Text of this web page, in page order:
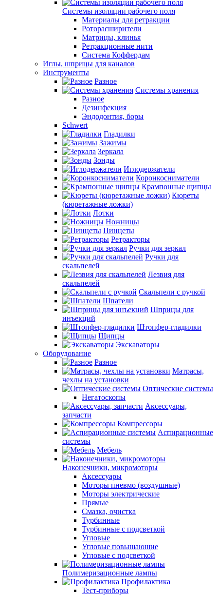
Системы изоляции рабочего поля
Материалы для ретракции
Роторасширители
Матрицы, клинья
Ретракционные нити
Система Коффердам
Иглы, шприцы для каналов
Инструменты
Разное
Системы хранения
Разное
Дезинфекция
Эндодонтия, боры
Schwert
Гладилки
Зажимы
Зеркала
Зонды
Иглодержатели
Коронкосниматели
Крампонные щипцы
Кюреты
(кюретажные ложки)
Лотки
Ножницы
Пинцеты
Ретракторы
Ручки для зеркал
Ручки для
скальпелей
Лезвия для
скальпелей
Скальпели с ручкой
Шпатели
Шприцы для
инъекций
Штопфер-гладилки
Щипцы
Экскаваторы
Оборудование
Разное
Матрасы,
чехлы на установки
Оптические системы
Негатоскопы
Аксессуары,
запчасти
Компрессоры
Аспирационные
системы
Мебель
Наконечники, микромоторы
Аксессуары
Моторы пневмо (воздушные)
Моторы электрические
Прямые
Смазка, очистка
Турбинные
Турбинные с подсветкой
Угловые
Угловые повышающие
Угловые с подсветкой
Полимеризационные лампы
Профилактика
Тест-приборы